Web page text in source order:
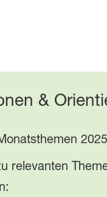
&
2025
relevanten